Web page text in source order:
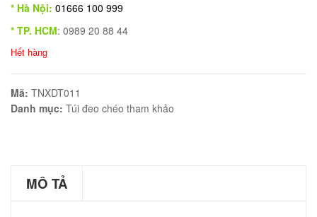
* Hà Nội: 01666 100 999
* TP. HCM: 0989 20 88 44
Hết hàng
Mã: TNXDT011
Danh mục: Túi đeo chéo tham khảo
MÔ TẢ